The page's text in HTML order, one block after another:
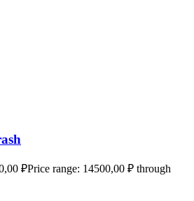
₽Price range: 14500,00 ₽ through